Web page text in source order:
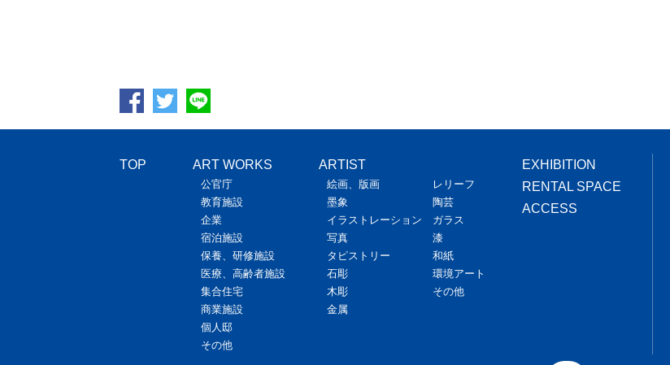
TOP ART WORKS
公官庁
教育施設
企業
宿泊施設
保養、研修施設
医療、高齢者施設
集合住宅
商業施設
個人邸
その他
ARTIST
絵画、版画
墨象
イラストレーション
写真
タピストリー
石彫
木彫
金属
レリーフ
陶芸
ガラス
漆
和紙
環境アート
その他
EXHIBITION
RENTAL SPACE
ACCESS